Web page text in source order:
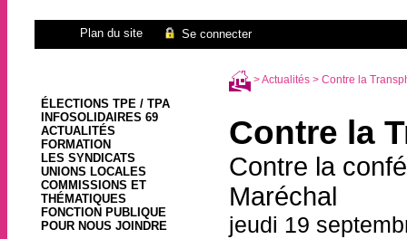
Plan du site Se connecter
ÉLECTIONS TPE / TPA
INFOSOLIDAIRES 69
ACTUALITÉS
FORMATION
LES SYNDICATS
UNIONS LOCALES
COMMISSIONS ET
THÉMATIQUES
FONCTION PUBLIQUE
POUR NOUS JOINDRE
>Actualités> Contre la
Contre la
Contre la
Maréchal
jeudi 19